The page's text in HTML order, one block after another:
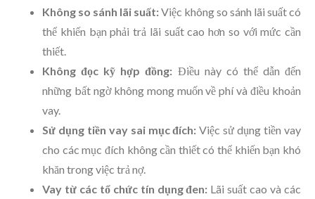
Không so sánh lãi suất:Việc không so sánh lãi suất có
thể khiến bạn phải trả lãi suất cao hơn so với mức cần
thiết.
Không đọc kỹ hợp đồng: Điều này có thể dẫn đến
những bất ngờ không mong muốn về phí và điều khoản
vay.
Sử dụng tiền vay sai mục đích: Việc sử dụng tiền vay
cho các mục đích không cần thiết có thể khiến bạn khó
khăn trong việc trả nợ.
Vay từ các tổ chức tín dụng đen: Lãi suất cao và các